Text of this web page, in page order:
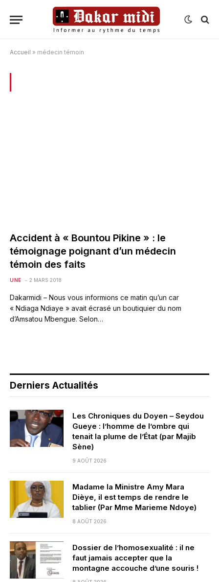
Accueil » médecin témoin
Accident à « Bountou Pikine » : le
témoignage poignant d’un médecin
témoin des faits
UNE 2 MARS 2018
Dakarmidi – Nous vous informions ce matin qu’un car
« Ndiaga Ndiaye » avait écrasé un boutiquier du nom
d’Amsatou Mbengue. Selon…
Derniers Actualités
Les Chroniques du Doyen – Seydou
Gueye : l’homme de l’ombre qui
tenait la plume de l’État (par Majib
Sène)
9 AOÛT 2026
Madame la Ministre Amy Mara
Dièye, il est temps de rendre le
tablier (Par Mme Marieme Ndoye)
8 AOÛT 2026
Dossier de l’homosexualité : il ne
faut jamais accepter que la
montagne accouche d’une souris !